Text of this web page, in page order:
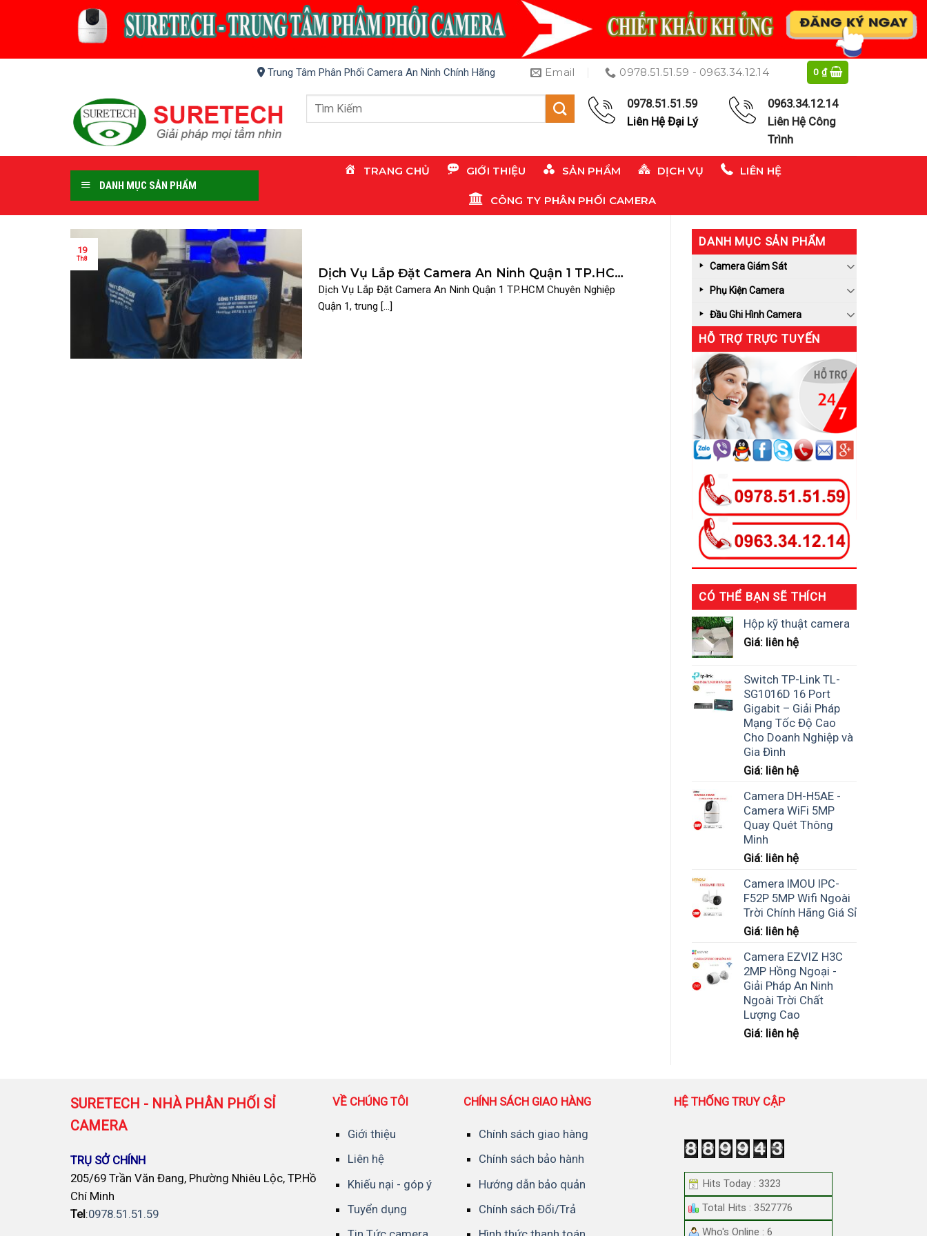
Trung Tâm Phân Phối Camera An Ninh Chính Hãng Email 0978.51.51.59 - 0963.34.12.14 0₫
Tìm
0978.51.51.59
Liên Hệ Đại Lý
0963.34.12.14
Liên Hệ Công
Trình
DANH MỤC SẢN PHẨM
TRANG CHỦ GIỚI THIỆU SẢN PHẨM DỊCH VỤ LIÊN HỆ
CÔNG TY PHÂN PHỐI CAMERA
Dịch Vụ Lắp Đặt Camera An Ninh Quận 1 TP.HCM
Chuyên Nghiệp
Dịch Vụ Lắp Đặt Camera An Ninh Quận 1 TP.HCM Chuyên Nghiệp
Quận 1, trung [...]
19
Th8
DANH MỤC SẢN PHẨM
Camera Giám Sát
Phụ Kiện Camera
Đầu Ghi Hình Camera
HỖ TRỢ TRỰC TUYẾN
CÓ THỂ BẠN SẼ THÍCH
Hộp kỹ thuật camera
Giá: liên hệ
Switch TP-Link TL-
SG1016D 16 Port
Gigabit – Giải Pháp
Mạng Tốc Độ Cao
Cho Doanh Nghiệp và
Gia Đình
Giá: liên hệ
Camera DH-H5AE -
Camera WiFi 5MP
Quay Quét Thông
Minh
Giá: liên hệ
Camera IMOU IPC-
F52P 5MP Wifi Ngoài
Trời Chính Hãng Giá Sỉ
Giá: liên hệ
Camera EZVIZ H3C
2MP Hồng Ngoại -
Giải Pháp An Ninh
Ngoài Trời Chất
Lượng Cao
Giá: liên hệ
SURETECH - NHÀ PHÂN PHỐI SỈ
CAMERA
TRỤ SỞ CHÍNH
205/69 Trần Văn Đang, Phường Nhiêu Lộc, TP.Hồ
Chí Minh
Tel:0978.51.51.59
VỀ CHÚNG TÔI
Giới thiệu
Liên hệ
Khiếu nại - góp ý
Tuyển dụng
CHÍNH SÁCH GIAO HÀNG
Chính sách giao hàng
Chính sách bảo hành
Hướng dẫn bảo quản
Chính sách Đổi/Trả
HỆ THỐNG TRUY CẬP
Hits Today : 3323
Total Hits : 3527776
Who's Online : 6